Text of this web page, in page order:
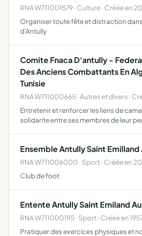
RNA W711001579 · Culture · Créée en
Organiser toute fête et distraction
d'Antully
Comite Fnaca D'antully -
Des Anciens Combattants En
Tunisie
RNA W711000665 · Autres et divers ·
Entretenir et renforcer les liens de
solidarite entre ses membres de leur
Ensemble Antully Saint Emilland
RNA W711006000 · Sport · Créée en
Club de foot
Entente Antully Saint Emiland
RNA W711000195 · Sport · Créée en
Pratiquer des exercices physiques et